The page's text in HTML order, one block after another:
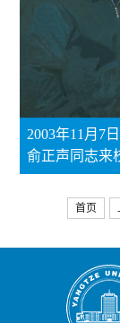
2003年11月7
俞正声同志来
首页